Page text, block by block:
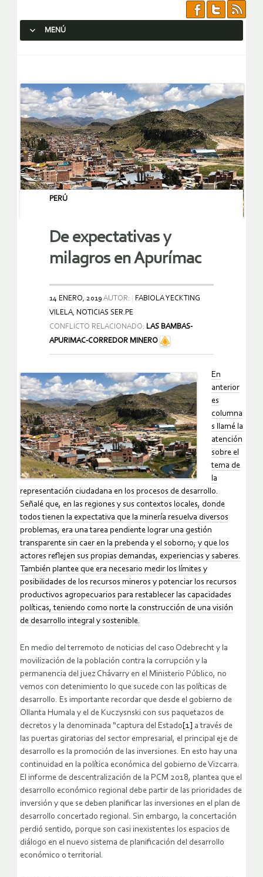
MENÚ
PERÚ
De expectativas y
milagros en Apurímac
14 ENERO, 2019 AUTOR:
FABIOLA YECKTING
VILELA, NOTICIAS SER.PE
CONFLICTO RELACIONADO: LAS BAMBAS-
APURIMAC-CORREDOR MINERO
En
anterior
es
columna
s llamé la
atención
sobre el
tema de
la
representación ciudadana en los procesos de desarrollo.
Señalé que, en las regiones y sus contextos locales, donde
todos tienen la expectativa que la minería resuelva diversos
problemas, era una tarea pendiente lograr una gestión
transparente sin caer en la prebenda y el soborno; y que los
actores reflejen sus propias demandas, experiencias y saberes.
También plantee que era necesario medir los límites y
posibilidades de los recursos mineros y potenciar los recursos
productivos agropecuarios para restablecer las capacidades
políticas, teniendo como norte la construcción de una visión
de desarrollo integral y sostenible.
En medio del terremoto de noticias del caso Odebrecht y la
movilización de la población contra la corrupción y la
permanencia del juez Chávarry en el Ministerio Público, no
vemos con detenimiento lo que sucede con las políticas de
desarrollo. Es importante recordar que desde el gobierno de
Ollanta Humala y el de Kuczysnski con sus paquetazos de
decretos y la denominada “captura del Estado [1] a través de
las puertas giratorias del sector empresarial, el principal eje de
desarrollo es la promoción de las inversiones. En esto hay una
continuidad en la política económica del gobierno de Vizcarra.
El informe de descentralización de la PCM 2018, plantea que el
desarrollo económico regional debe partir de las prioridades de
inversión y que se deben planificar las inversiones en el plan de
desarrollo concertado regional. Sin embargo, la concertación
perdió sentido, porque son casi inexistentes los espacios de
diálogo en el nuevo sistema de planificación del desarrollo
económico o territorial.